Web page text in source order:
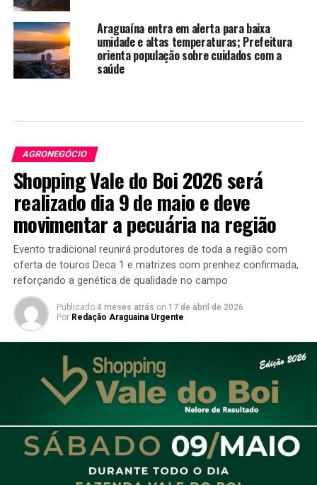
Araguaína entra em alerta para baixa
umidade e altas temperaturas; Prefeitura
orienta população sobre cuidados com a
saúde
AGRONEGÓCIO
Shopping Vale do Boi 2026 será
realizado dia 9 de maio e deve
movimentar a pecuária na região
Evento tradicional reunirá produtores de toda a região com
oferta de touros Deca 1 e matrizes com prenhez confirmada,
reforçando a genética de qualidade no campo
Publicado 4 meses atrás on 17 de abril de 2026
Por Redação Araguaina Urgente